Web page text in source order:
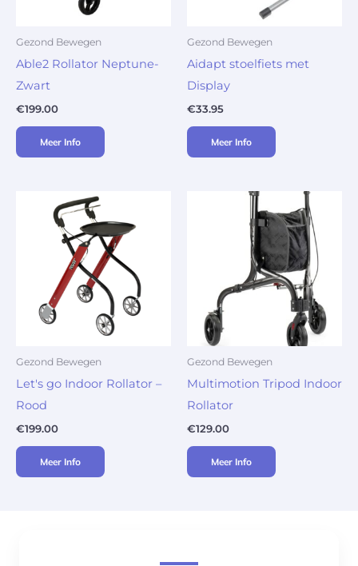
Gezond Bewegen
Able2 Rollator Neptune-
Zwart
€199.00
Meer Info
Gezond Bewegen
Aidapt stoelfiets met
Display
€33.95
Meer Info
Gezond Bewegen
Let's go Indoor Rollator –
Rood
€199.00
Meer Info
Gezond Bewegen
Multimotion Tripod Indoor
Rollator
€129.00
Meer Info